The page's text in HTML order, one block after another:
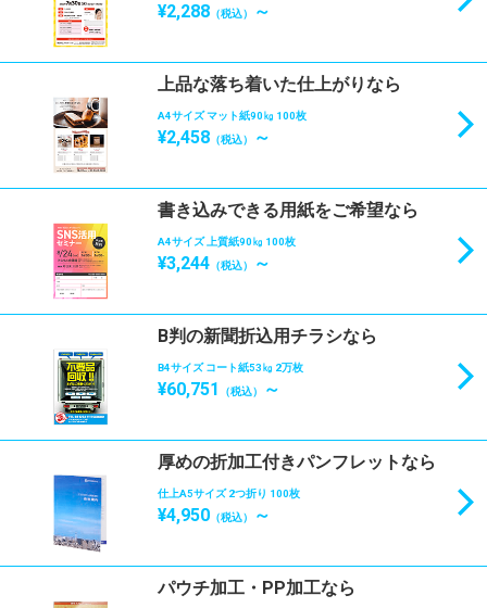
¥2,288 （税込） ～
上品な落ち着いた仕上がりなら
A4サイズ マット紙90㎏ 100枚
¥2,458 （税込） ～
書き込みできる用紙をご希望なら
A4サイズ 上質紙90㎏ 100枚
¥3,244 （税込） ～
B判の新聞折込用チラシなら
B4サイズ コート紙53㎏ 2万枚
¥60,751 （税込） ～
厚めの折加工付きパンフレットなら
仕上A5サイズ 2つ折り 100枚
¥4,950 （税込） ～
パウチ加工・PP加工なら